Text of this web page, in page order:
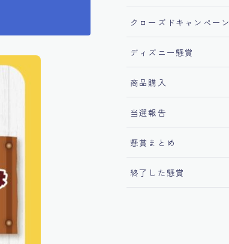
クローズドキャンペーン
ディズニー懸賞
商品購入
当選報告
懸賞まとめ
終了した懸賞